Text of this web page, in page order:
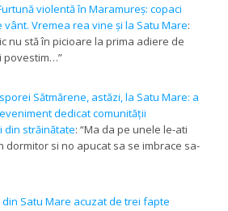
violentă în Maramureș: copaci
Vremea rea vine și la Satu Mare:
nu stă în picioare la prima adiere de
povestim…”
Sătmărene, astăzi, la Satu Mare: a
dedicat comunității
din străinătate: “Ma da pe unele le-ati
dormitor si no apucat sa se imbrace sa-
Satu Mare acuzat de trei fapte